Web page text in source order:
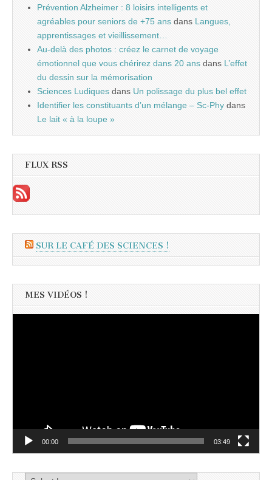
Prévention Alzheimer : 8 loisirs intelligents et
agréables pour seniors de +75 ans dans Langues,
apprentissages et vieillissement…
Au-delà des photos : créez le carnet de voyage
émotionnel que vous chérirez dans 20 ans dans L’effet
du dessin sur la mémorisation
Sciences Ludiques dans Un polissage du plus bel effet
Identifier les constituants d’un mélange – Sc-Phy dans
Le lait « à la loupe »
FLUX RSS
SUR LE CAFÉ DES SCIENCES !
MES VIDÉOS !
00:00 03:49